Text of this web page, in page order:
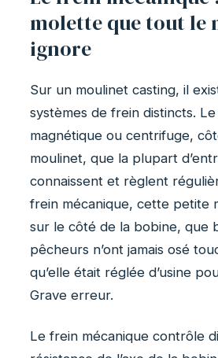
molette que tout le
ignore
Sur un moulinet casting, il
systèmes de frein distincts.
magnétique ou centrifuge,
moulinet, que la plupart
connaissent et règlent
frein mécanique, cette petite
sur le côté de la bobine, que
pêcheurs n’ont jamais osé
qu’elle était réglée d’usine
Grave erreur.
Le frein mécanique contrôle